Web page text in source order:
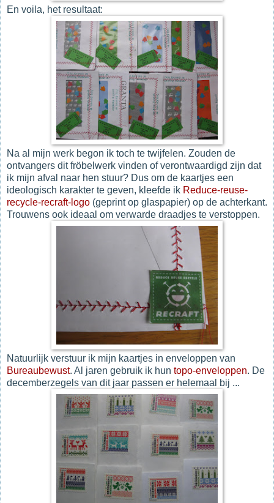
En voila, het resultaat:
Na al mijn werk begon ik toch te twijfelen. Zouden de
ontvangers dit fröbelwerk vinden of verontwaardigd zijn dat
ik mijn afval naar hen stuur? Dus om de kaartjes een
ideologisch karakter te geven, kleefde ik Reduce-reuse-
recycle-recraft-logo (geprint op glaspapier) op de achterkant.
Trouwens ook ideaal om verwarde draadjes te verstoppen.
Natuurlijk verstuur ik mijn kaartjes in enveloppen van
Bureaubewust. Al jaren gebruik ik hun topo-enveloppen. De
decemberzegels van dit jaar passen er helemaal bij ...